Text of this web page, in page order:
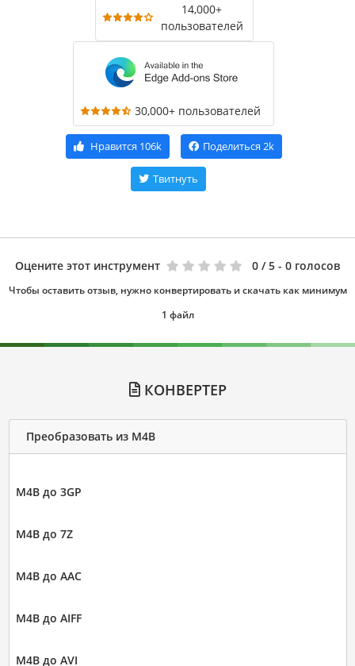
14,000+
пользователей
30,000+ пользователей
Нравится 106k Поделиться 2k
Твитнуть
Оцените этот инструмент 0 / 5 - 0 голосов
Чтобы оставить отзыв, нужно конвертировать и скачать как минимум
1 файл
КОНВЕРТЕР
Преобразовать из M4B
M4B до 3GP
M4B до 7Z
M4B до AAC
M4B до AIFF
M4B до AVI